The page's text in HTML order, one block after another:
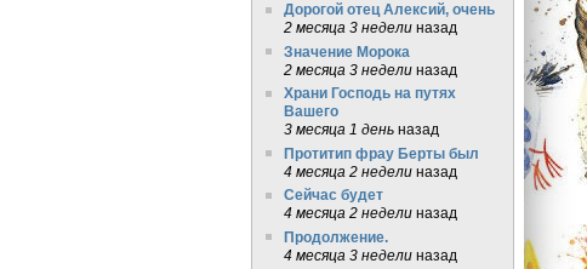
Дорогой отец Алексий, очень
2 месяца 3 неделиназад
Значение Морока
2 месяца 3 неделиназад
Храни Господь на путях
Вашего
3 месяца 1 деньназад
Протитип фрау Берты был
4 месяца 2 неделиназад
Сейчас будет
4 месяца 2 неделиназад
Продолжение.
4 месяца 3 неделиназад